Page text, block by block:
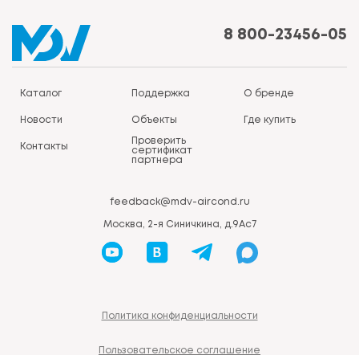
8 800-23456-05
Каталог Поддержка О бренде
Новости Объекты Где купить
Контакты
Проверить
сертификат
партнера
feedback@mdv-aircond.ru
Москва, 2-я Синичкина, д.9Ас7
Политика конфиденциальности
Пользовательское соглашение